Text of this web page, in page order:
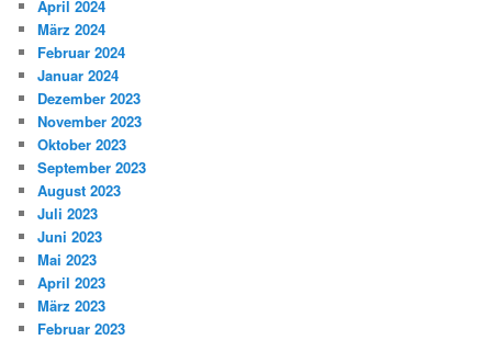
April 2024
März 2024
Februar 2024
Januar 2024
Dezember 2023
November 2023
Oktober 2023
September 2023
August 2023
Juli 2023
Juni 2023
Mai 2023
April 2023
März 2023
Februar 2023